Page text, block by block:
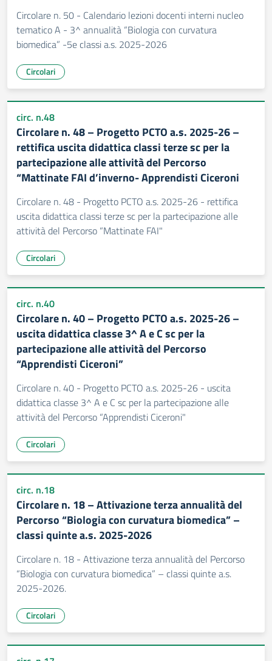
Circolare n. 50 - Calendario lezioni docenti interni nucleo
tematico A - 3^ annualità “Biologia con curvatura
biomedica” -5e classi a.s. 2025-2026
Circolari
circ. n.48
Circolare n. 48 – Progetto PCTO a.s. 2025-26 –
rettifica uscita didattica classi terze sc per la
partecipazione alle attività del Percorso
“Mattinate FAI d’inverno- Apprendisti Ciceroni
Circolare n. 48 - Progetto PCTO a.s. 2025-26 - rettifica
uscita didattica classi terze sc per la partecipazione alle
attività del Percorso “Mattinate FAI"
Circolari
circ. n.40
Circolare n. 40 – Progetto PCTO a.s. 2025-26 –
uscita didattica classe 3^ A e C sc per la
partecipazione alle attività del Percorso
“Apprendisti Ciceroni”
Circolare n. 40 - Progetto PCTO a.s. 2025-26 - uscita
didattica classe 3^ A e C sc per la partecipazione alle
attività del Percorso “Apprendisti Ciceroni"
Circolari
circ. n.18
Circolare n. 18 – Attivazione terza annualità del
Percorso “Biologia con curvatura biomedica” –
classi quinte a.s. 2025-2026
Circolare n. 18 - Attivazione terza annualità del Percorso
“Biologia con curvatura biomedica” – classi quinte a.s.
2025-2026.
Circolari